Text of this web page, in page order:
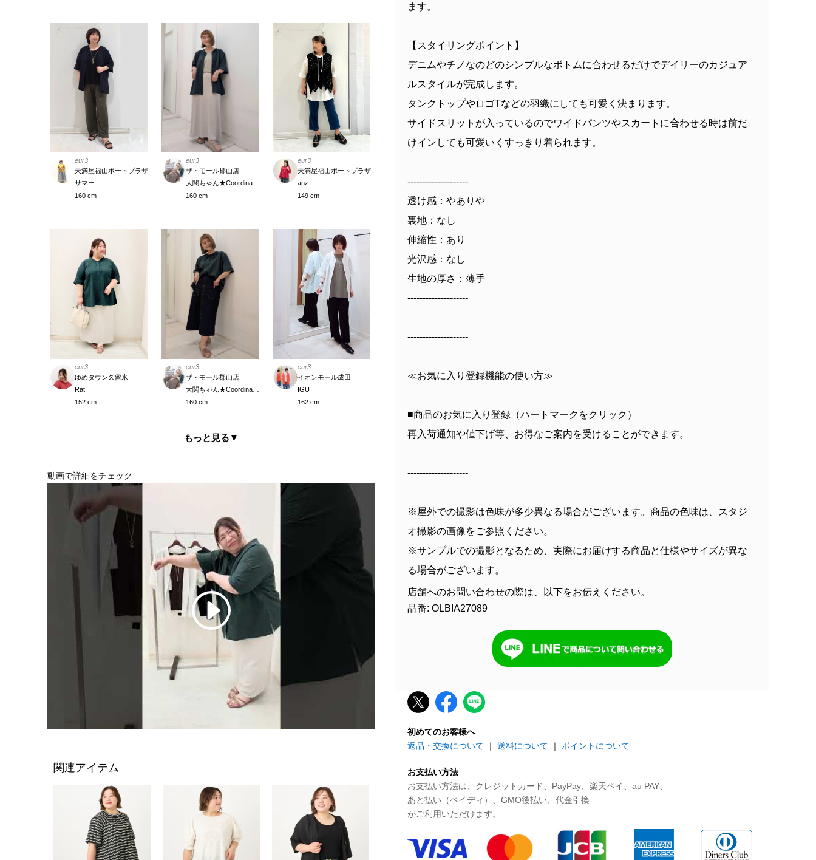
eur3
天満屋福山ポートプラザ
サマー
160 cm
eur3
ザ・モール郡山店
160 cm
eur3
天満屋福山ポートプラザ
anz
149 cm
eur3
ゆめタウン久留米
Rat
152 cm
eur3
ザ・モール郡山店
160 cm
eur3
イオンモール成田
IGU
162 cm
もっと見る ▼
動画で詳細をチェック
関連アイテム
ます。
【スタイリングポイント】
デニムやチノなのどのシンプルなボトムに合わせるだけでデイリーのカジュア
ルスタイルが完成します。
タンクトップやロゴTなどの羽織にしても可愛く決まります。
サイドスリットが入っているのでワイドパンツやスカートに合わせる時は前だ
けインしても可愛いくすっきり着られます。
--------------------
透け感：やありや
裏地：なし
伸縮性：あり
光沢感：なし
生地の厚さ：薄手
--------------------
--------------------
≪お気に入り登録機能の使い方≫
■商品のお気に入り登録（ハートマークをクリック）
再入荷通知や値下げ等、お得なご案内を受けることができます。
--------------------
※屋外での撮影は色味が多少異なる場合がございます。商品の色味は、スタジ
オ撮影の画像をご参照ください。
※サンプルでの撮影となるため、実際にお届けする商品と仕様やサイズが異な
る場合がございます。
店舗へのお問い合わせの際は、以下をお伝えください。
品番: OLBIA27089
初めてのお客様へ
返品・交換について ｜ 送料について ｜ ポイントについて
お支払い方法
お支払い方法は、クレジットカード、PayPay、楽天ペイ、au PAY、
あと払い（ペイディ）、GMO後払い、代金引換
がご利用いただけます。